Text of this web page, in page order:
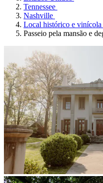
Tennessee
Nashville
Local histórico e
Passeio pela mansão e